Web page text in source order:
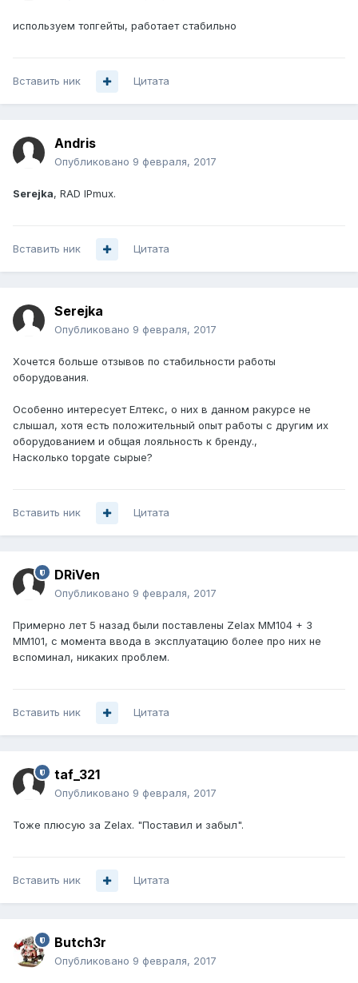
используем топгейты, работает стабильно
Вставить ник Цитата
Andris
Опубликовано 9 февраля, 2017
Serejka, RAD IPmux.
Вставить ник Цитата
Serejka
Опубликовано 9 февраля, 2017
Хочется больше отзывов по стабильности работы
оборудования.
Особенно интересует Елтекс, о них в данном ракурсе не
слышал, хотя есть положительный опыт работы с другим их
оборудованием и общая лояльность к бренду.,
Насколько topgate сырые?
Вставить ник Цитата
DRiVen
Опубликовано 9 февраля, 2017
Примерно лет 5 назад были поставлены Zelax MM104 + 3
MM101, с момента ввода в эксплуатацию более про них не
вспоминал, никаких проблем.
Вставить ник Цитата
taf_321
Опубликовано 9 февраля, 2017
Тоже плюсую за Zelax. "Поставил и забыл".
Вставить ник Цитата
Butch3r
Опубликовано 9 февраля, 2017